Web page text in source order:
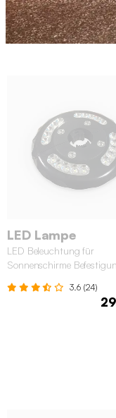
LED Lampe
LED Beleuchtung für
Sonnenschirme
3.6 (24)